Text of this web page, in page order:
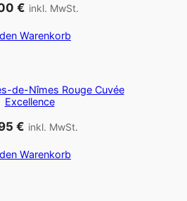
€ inkl. MwSt.
Warenkorb
de-Nîmes Rouge Cuvée
Excellence
€ inkl. MwSt.
Warenkorb